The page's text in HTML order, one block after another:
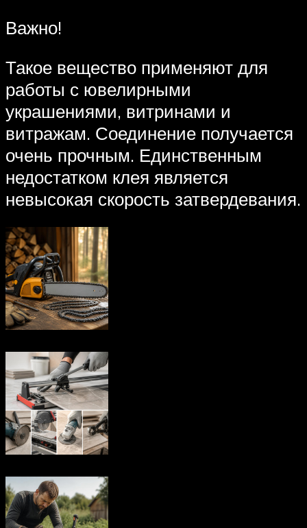
Важно!
Такое вещество применяют для
работы с ювелирными
украшениями, витринами и
витражам. Соединение получается
очень прочным. Единственным
недостатком клея является
невысокая скорость затвердевания.